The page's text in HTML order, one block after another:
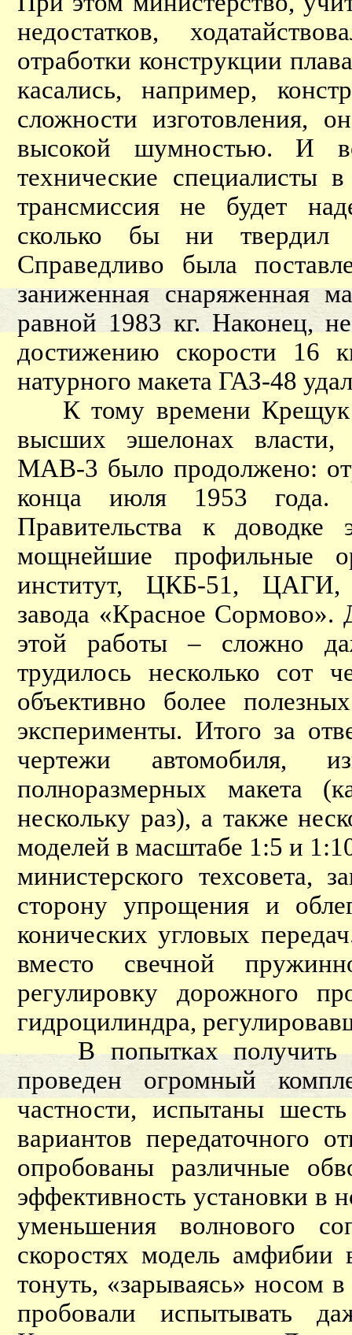
недостатков,
отработки конструкции
касались, например,
сложности изготовления,
высокой шумностью. И
технические специалисты
трансмиссия не будет
сколько бы ни твердил
Справедливо была
заниженная снаряженная
равной 1983 кг. Наконец,
достижению скорости 16
натурного макета ГАЗ-48
К тому времени Крещук
высших эшелонах
МАВ-3 было продолжено:
конца июля 1953 года.
Правительства к
мощнейшие профильные
институт, ЦКБ-51, ЦАГИ,
завода «Красное Сормово».
этой работы – сложно
трудилось несколько сот
объективно более
эксперименты. Итого за
чертежи автомобиля,
полноразмерных макета
нескольку раз), а также
моделей в масштабе 1:5 и
министерского техсовета,
сторону упрощения и
конических угловых
вместо свечной
регулировку дорожного
гидроцилиндра,
В попытках получить
проведен огромный
частности, испытаны
вариантов передаточного
опробованы различные
эффективность установки в
уменьшения волнового
скоростях модель амфибии
тонуть, «зарываясь»
пробовали испытывать